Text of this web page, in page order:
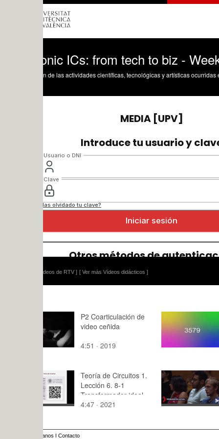
ICs: from tech to biz - Week 7 -
de las actividades científicas, tecnológicas y artísticas ocurridas en los tres
[ Ver más Vídeos didácticos ]
P2 Coarticulación de
video ceñida
4:51 · 2019
de letras
0:05 · 2014
Teoría de Circuitos 1.
Lección 6. 8-1
Transformador ideal.
Relación de
4:47 · 2021
Video
8:36 · 2022